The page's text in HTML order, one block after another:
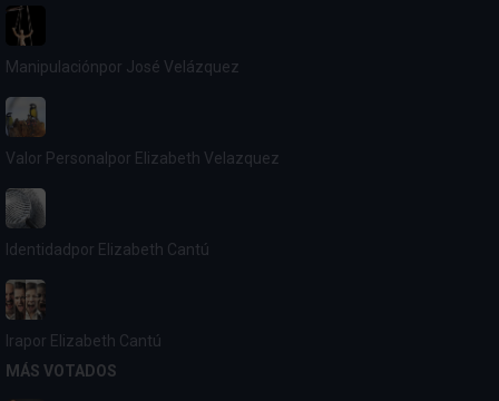
Manipulaciónpor José Velázquez
Valor Personal por Elizabeth Velazquez
Identidad por Elizabeth Cantú
Irapor Elizabeth Cantú
MÁS VOTADOS